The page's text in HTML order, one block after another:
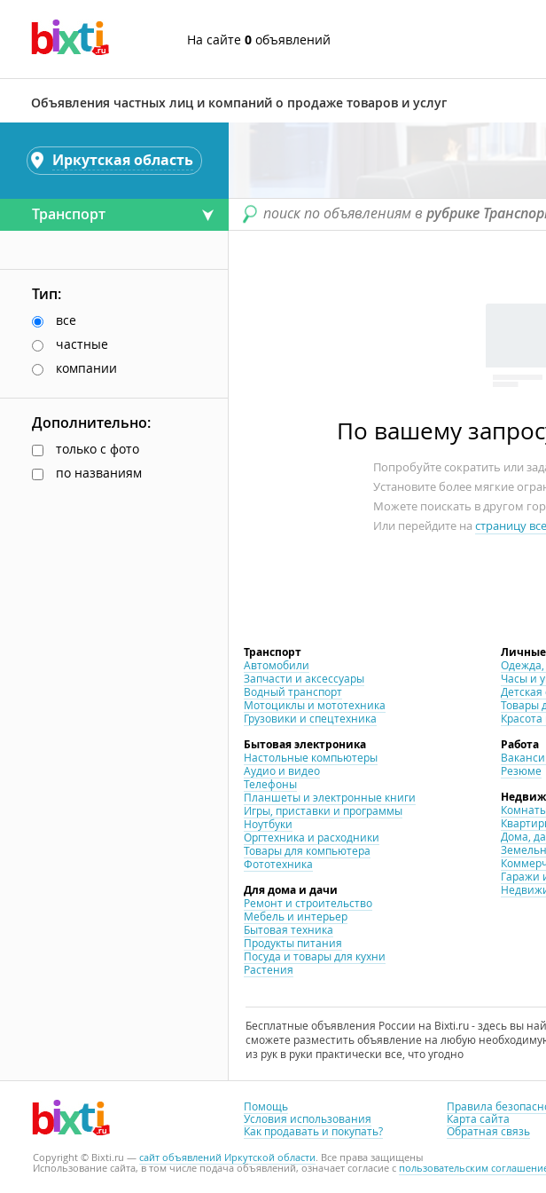
На сайте 0 объявлений
Объявления частных лиц и компаний о продаже товаров и услуг
поиск по объявлениям в рубрике
По вашему
Попробуйте сократить или
Установите более мягкие
Можете поискать в другом
Или перейдите на страницу
Транспорт
Автомобили
Запчасти и аксессуары
Водный транспорт
Мотоциклы и мототехника
Грузовики и спецтехника
Бытовая электроника
Настольные компьютеры
Аудио и видео
Телефоны
Планшеты и электронные книги
Игры, приставки и программы
Ноутбуки
Оргтехника и расходники
Товары для компьютера
Фототехника
Для дома и дачи
Ремонт и строительство
Мебель и интерьер
Бытовая техника
Продукты питания
Посуда и товары для кухни
Растения
Одежда,
Часы и
Товары
Работа
Резюме
Дома,
Гаражи
Бесплатные объявления России на Bixti.ru - здесь вы
сможете разместить объявление на любую
из рук в руки практически все, что угодно
Иркутская область
Транспорт
Тип:
все
частные
компании
Дополнительно:
только с фото
по названиям
Помощь
Условия использования
Как продавать и покупать?
Правила
Карта сайта
Обратная связь
Copyright © Bixti.ru — сайт объявлений Иркутской области. Все права защищены
Использование сайта, в том числе подача объявлений, означает согласие с пользовательским